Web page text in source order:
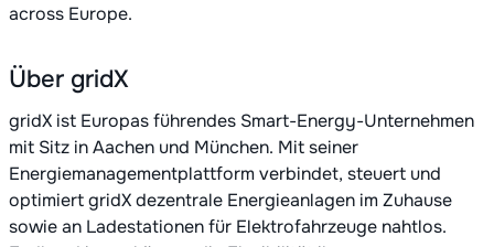
across Europe.
Über gridX
gridX ist Europas führendes Smart-Energy-Unternehmen
mit Sitz in Aachen und München. Mit seiner
Energiemanagementplattform verbindet, steuert und
optimiert gridX dezentrale Energieanlagen im Zuhause
sowie an Ladestationen für Elektrofahrzeuge nahtlos.